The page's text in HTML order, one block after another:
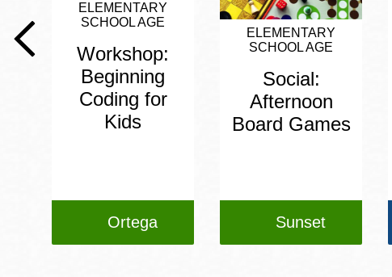
ELEMENTARY
SCHOOL AGE
Workshop:
Beginning
Coding for
Kids
Ortega
ELEMENTARY
SCHOOL AGE
Social:
Afternoon
Board Games
Sunset